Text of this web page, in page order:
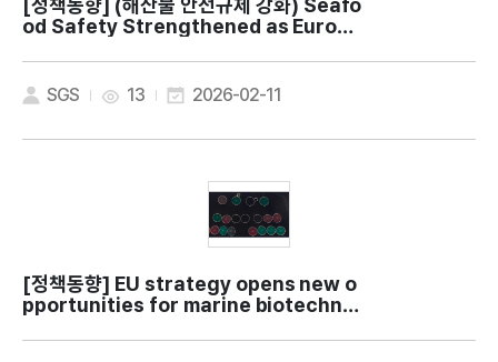
[정책동향]
od Safety Strengthened as Europe
Metal Rules
SGS 13 2026-02-11
[정책동향]
pportunities for marine biotechnol